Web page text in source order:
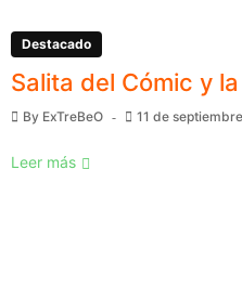
Destacado
Salita del Cómic y
By ExTreBeO 11 de
Leer más